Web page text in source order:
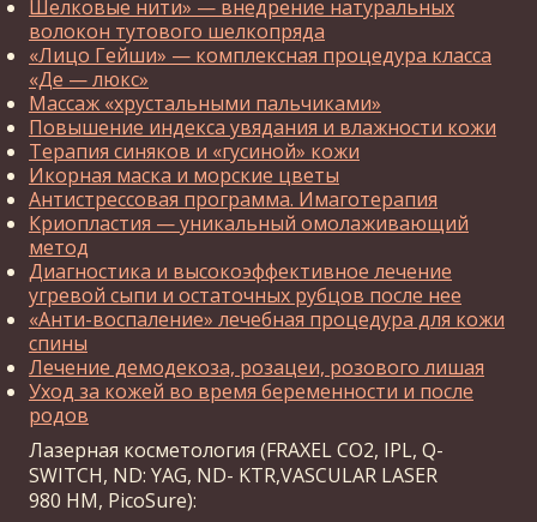
Шелковые нити» — внедрение натуральных
волокон тутового шелкопряда
«Лицо Гейши» — комплексная процедура класса
«Де — люкс»
Массаж «хрустальными пальчиками»
Повышение индекса увядания и влажности кожи
Терапия синяков и «гусиной» кожи
Икорная маска и морские цветы
Антистрессовая программа. Имаготерапия
Криопластия — уникальный омолаживающий
метод
Диагностика и высокоэффективное лечение
угревой сыпи и остаточных рубцов после нее
«Анти-воспаление» лечебная процедура для кожи
спины
Лечение демодекоза, розацеи, розового лишая
Уход за кожей во время беременности и после
родов
Лазерная косметология (FRAXEL CO2, IPL, Q-
SWITCH, ND: YAG, ND- KTR,VASCULAR LASER
980 HM, PicoSure):